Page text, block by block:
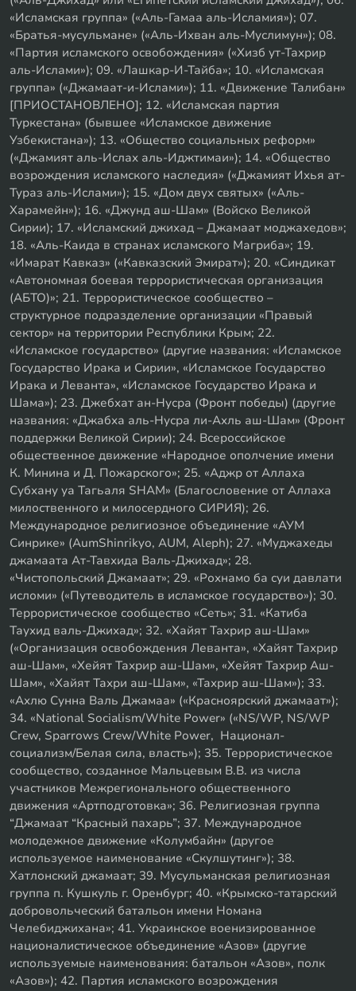
«Исламская группа» («Аль-Гамаа аль-Исламия»); 07.
«Братья-мусульмане» («Аль-Ихван аль-Муслимун»); 08.
«Партия исламского освобождения» («Хизб ут-Тахрир
аль-Ислами»); 09. «Лашкар-И-Тайба»; 10. «Исламская
группа» («Джамаат-и-Ислами»); 11. «Движение Талибан»
[ПРИОСТАНОВЛЕНО]; 12. «Исламская партия
Туркестана» (бывшее «Исламское движение
Узбекистана»); 13. «Общество социальных реформ»
(«Джамият аль-Ислах аль-Иджтимаи»); 14. «Общество
возрождения исламского наследия» («Джамият Ихья ат-
Тураз аль-Ислами»); 15. «Дом двух святых» («Аль-
Харамейн»); 16. «Джунд аш-Шам» (Войско Великой
Сирии); 17. «Исламский джихад – Джамаат моджахедов»;
18. «Аль-Каида в странах исламского Магриба»; 19.
«Имарат Кавказ» («Кавказский Эмират»); 20. «Синдикат
«Автономная боевая террористическая организация
(АБТО)»; 21. Террористическое сообщество –
структурное подразделение организации «Правый
сектор» на территории Республики Крым; 22.
«Исламское государство» (другие названия: «Исламское
Государство Ирака и Сирии», «Исламское Государство
Ирака и Леванта», «Исламское Государство Ирака и
Шама»); 23. Джебхат ан-Нусра (Фронт победы) (другие
названия: «Джабха аль-Нусра ли-Ахль аш-Шам» (Фронт
поддержки Великой Сирии); 24. Всероссийское
общественное движение «Народное ополчение имени
К. Минина и Д. Пожарского»; 25. «Аджр от Аллаха
Субхану уа Тагьаля SHAM» (Благословение от Аллаха
милоственного и милосердного СИРИЯ); 26.
Международное религиозное объединение «АУМ
Синрике» (AumShinrikyo, AUM, Aleph); 27. «Муджахеды
джамаата Ат-Тавхида Валь-Джихад»; 28.
«Чистопольский Джамаат»; 29. «Рохнамо ба суи давлати
исломи» («Путеводитель в исламское государство»); 30.
Террористическое сообщество «Сеть»; 31. «Катиба
Таухид валь-Джихад»; 32. «Хайят Тахрир аш-Шам»
(«Организация освобождения Леванта», «Хайят Тахрир
аш-Шам», «Хейят Тахрир аш-Шам», «Хейят Тахрир Аш-
Шам», «Хайят Тахри аш-Шам», «Тахрир аш-Шам»); 33.
«Ахлю Сунна Валь Джамаа» («Красноярский джамаат»);
34. «National Socialism/White Power» («NS/WP, NS/WP
Crew, Sparrows Crew/White Power, Национал-
социализм/Белая сила, власть»); 35. Террористическое
сообщество, созданное Мальцевым В.В. из числа
участников Межрегионального общественного
движения «Артподготовка»; 36. Религиозная группа
“Джамаат “Красный пахарь”; 37. Международное
молодежное движение «Колумбайн» (другое
используемое наименование «Скулшутинг»); 38.
Хатлонский джамаат; 39. Мусульманская религиозная
группа п. Кушкуль г. Оренбург; 40. «Крымско-татарский
добровольческий батальон имени Номана
Челебиджихана»; 41. Украинское военизированное
националистическое объединение «Азов» (другие
используемые наименования: батальон «Азов», полк
«Азов»); 42. Партия исламского возрождения